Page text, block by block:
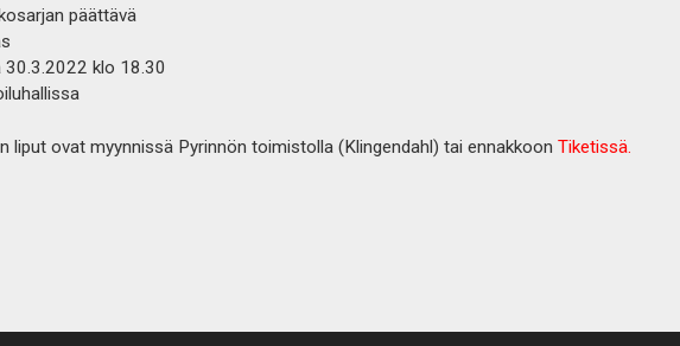
päättävä
30.3.2022 klo 18.30
liput ovat myynnissä Pyrinnön toimistolla (Klingendahl) tai ennakkoon Tiketissä.